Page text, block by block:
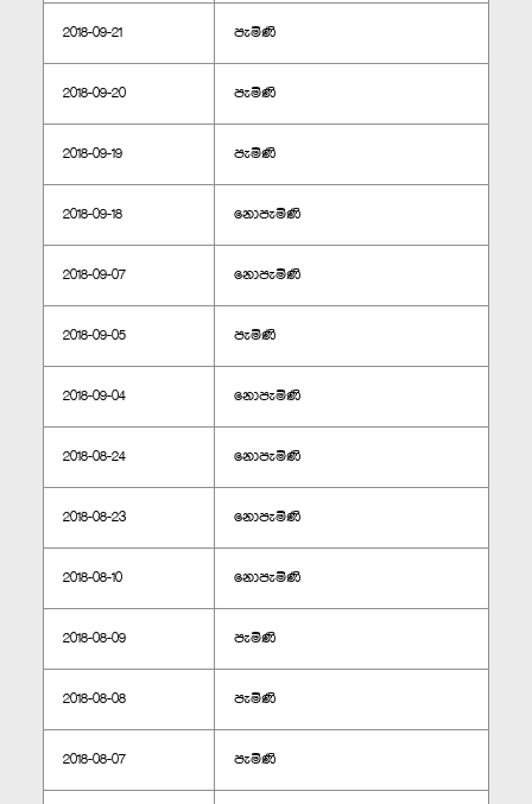
2018-09-21 පැමිණි
2018-09-20 පැමිණි
2018-09-19 පැමිණි
2018-09-18 නොපැමිණි
2018-09-07 නොපැමිණි
2018-09-05 පැමිණි
2018-09-04 නොපැමිණි
2018-08-24 නොපැමිණි
2018-08-23 නොපැමිණි
2018-08-10 නොපැමිණි
2018-08-09 පැමිණි
2018-08-08 පැමිණි
2018-08-07 පැමිණි